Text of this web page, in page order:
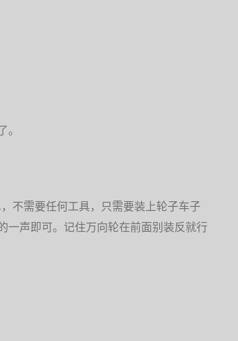
不需要任何工具，只需要装上轮子车子
一声即可。记住万向轮在前面别装反就行